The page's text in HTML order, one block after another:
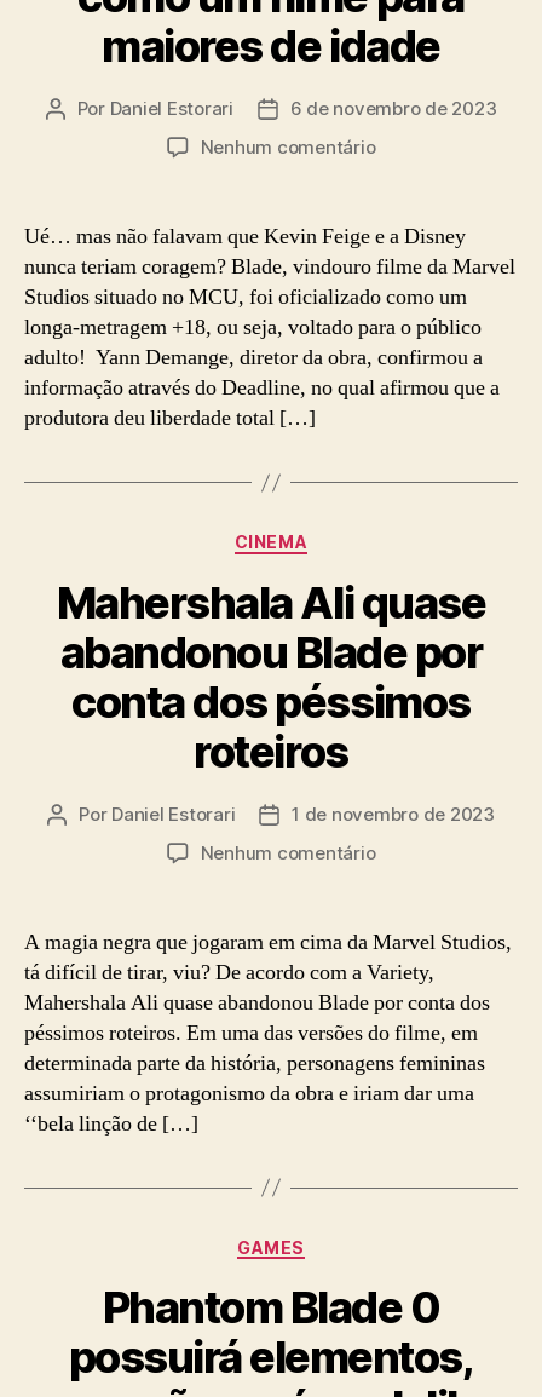
maiores de idade
Autor
Por Daniel Estorari
Data6 de novembro de 2023
Nenhum comentárioem
cara!
Blade,
da
Marvel
Studios,
de
idade
Ué… mas não falavam que Kevin Feige e a Disney
nunca teriam coragem? Blade, vindouro filme da Marvel
Studios situado no MCU, foi oficializado como um
longa-metragem +18, ou seja, voltado para o público
adulto! Yann Demange, diretor da obra, confirmou a
informação através do Deadline, no qual afirmou que a
produtora deu liberdade total […]
Categorias
CINEMA
Mahershala Ali quase
abandonou Blade por
conta dos péssimos
roteiros
Autor
Por Daniel Estorari
Data1 de novembro de 2023
Nenhum comentárioem
quase
Blade
por
conta
dos
péssimos
A magia negra que jogaram em cima da Marvel Studios,
tá difícil de tirar, viu? De acordo com a Variety,
Mahershala Ali quase abandonou Blade por conta dos
péssimos roteiros. Em uma das versões do filme, em
determinada parte da história, personagens femininas
assumiriam o protagonismo da obra e iriam dar uma
‘‘bela linção de […]
Categorias
GAMES
Phantom Blade 0
possuirá elementos,